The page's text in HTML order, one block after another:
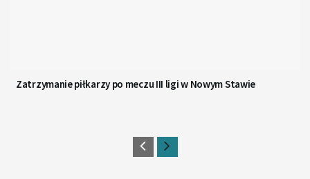
Zatrzymanie piłkarzy po meczu III ligi w Nowym Stawie